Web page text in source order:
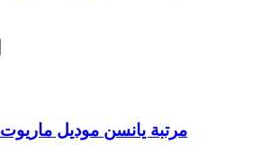
مرتبة يانسن موديل ماريوت 120*195*17 سم